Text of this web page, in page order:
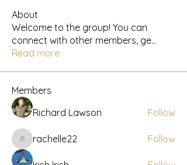
About
Welcome to the group! You can
connect with other members, ge...
Read more
Members
Richard Lawson
Follow
rachelle22
rachelle22 Follow